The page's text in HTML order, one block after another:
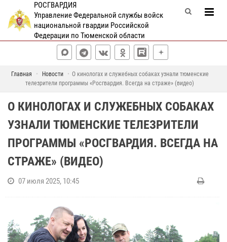
РОСГВАРДИЯ
Управление Федеральной службы войск
национальной гвардии Российской
Федерации по Тюменской области
Главная Новости
О кинологах и служебных собаках узнали тюменские
телезрители программы «Росгвардия. Всегда на страже» (видео)
О КИНОЛОГАХ И СЛУЖЕБНЫХ СОБАКАХ
УЗНАЛИ ТЮМЕНСКИЕ ТЕЛЕЗРИТЕЛИ
ПРОГРАММЫ «РОСГВАРДИЯ. ВСЕГДА НА
СТРАЖЕ» (ВИДЕО)
07 июля 2025, 10:45